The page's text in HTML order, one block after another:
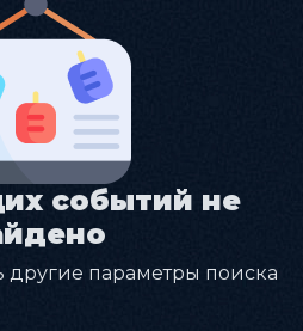
событий не
другие параметры поиска